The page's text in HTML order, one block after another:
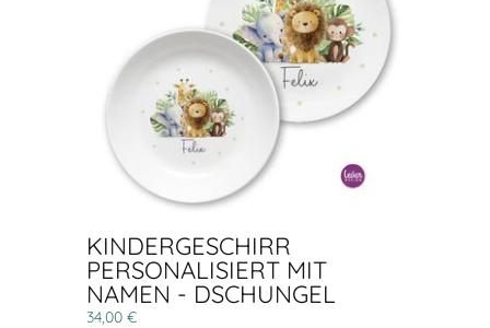
KINDERGESCHIRR
PERSONALISIERT MIT
NAMEN - DSCHUNGEL
34,00 €